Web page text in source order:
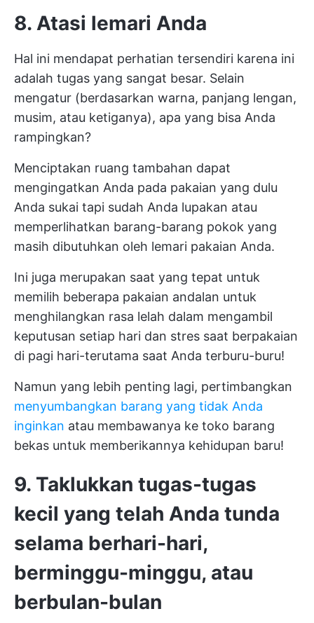
8. Atasi lemari Anda
Hal ini mendapat perhatian tersendiri karena ini
adalah tugas yang sangat besar. Selain
mengatur (berdasarkan warna, panjang lengan,
musim, atau ketiganya), apa yang bisa Anda
rampingkan?
Menciptakan ruang tambahan dapat
mengingatkan Anda pada pakaian yang dulu
Anda sukai tapi sudah Anda lupakan atau
memperlihatkan barang-barang pokok yang
masih dibutuhkan oleh lemari pakaian Anda.
Ini juga merupakan saat yang tepat untuk
memilih beberapa pakaian andalan untuk
menghilangkan rasa lelah dalam mengambil
keputusan setiap hari dan stres saat berpakaian
di pagi hari-terutama saat Anda terburu-buru!
Namun yang lebih penting lagi, pertimbangkan
menyumbangkan barang yang tidak Anda
inginkan atau membawanya ke toko barang
bekas untuk memberikannya kehidupan baru!
9. Taklukkan tugas-tugas
kecil yang telah Anda tunda
selama berhari-hari,
berminggu-minggu, atau
berbulan-bulan